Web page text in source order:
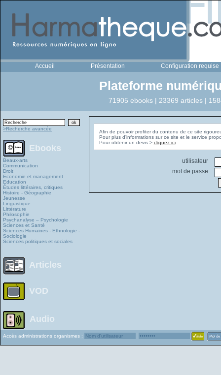
Accueil Présentation Configuration requise
Plateforme
71905 ebooks | 23369 articles |
>Recherche avancée
Ebooks
Beaux-arts
Communication
Droit
Economie et management
Education
Études littéraires, critiques
Histoire - Géographie
Jeunesse
Linguistique
Littérature
Philosophie
Psychanalyse – Psychologie
Sciences et Santé
Sciences Humaines - Ethnologie -
Sociologie
Sciences politiques et sociales
Articles
VOD
Audio
Afin de pouvoir profiter du contenu de ce site
Pour plus d'informations sur ce site et le service
Pour obtenir un devis > cliquez ici
utilisateur
mot de passe
Accès administrations organismes :